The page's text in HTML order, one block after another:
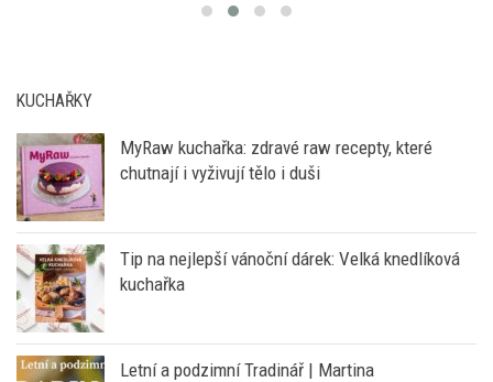
KUCHAŘKY
MyRaw kuchařka: zdravé raw recepty, které
chutnají i vyživují tělo i duši
Tip na nejlepší vánoční dárek: Velká knedlíková
kuchařka
Letní a podzimní Tradinář | Martina